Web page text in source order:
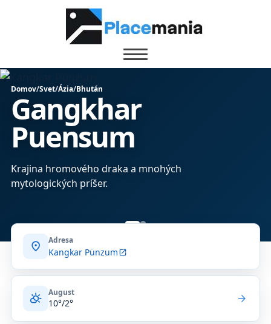
Domov/Svet/Ázia/Bhután
Gangkhar
Puensum
Krajina hromového draka a mnohých
mytologických príšer.
location_on Adresa
Kangkar Pünzumopen_in_new
partly_cloudy_day August
10°/2° arrow_forward